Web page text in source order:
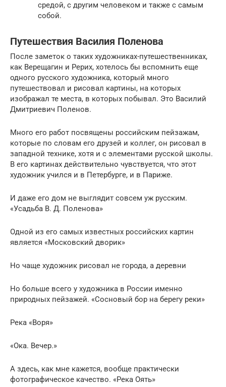
средой, с другим человеком и также с самым
собой.
Путешествия Василия Поленова
После заметок о таких художниках-путешественниках,
как Верещагин и Рерих, хотелось бы вспомнить еще
одного русского художника, который много
путешествовал и рисовал картины, на которых
изображал те места, в которых побывал. Это Василий
Дмитриевич Поленов.
Много его работ посвящены российским пейзажам,
которые по словам его друзей и коллег, он рисовал в
западной технике, хотя и с элементами русской школы.
В его картинах действительно чувствуется, что этот
художник учился и в Петербурге, и в Париже.
И даже его дом не выглядит совсем уж русским.
«Усадьба В. Д. Поленова»
Одной из его самых известных российских картин
является «Московский дворик»
Но чаще художник рисовал не города, а деревни
Но больше всего у художника в России именно
природных пейзажей. «Сосновый бор на берегу реки»
Река «Воря»
«Ока. Вечер.»
А здесь, как мне кажется, вообще практически
фотографическое качество. «Река Оять»